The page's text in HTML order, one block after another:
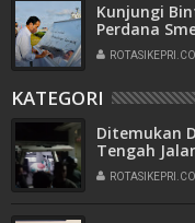
Kunjungi
Perdana
KATEGORI
Ditemukan
Tengah
Wartawan